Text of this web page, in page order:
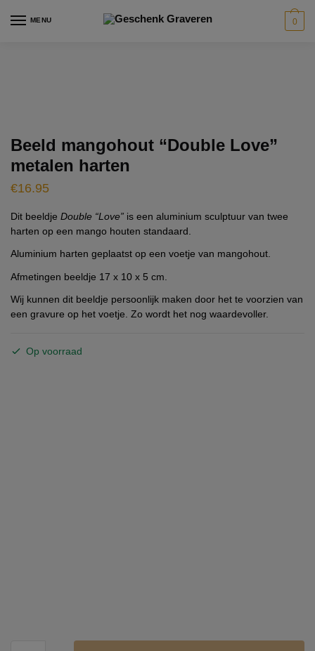
MENU 0
Beeld mangohout “Double Love”
metalen harten
€16.95
Dit beeldje Double “Love” is een aluminium sculptuur van twee
harten op een mango houten standaard.
Aluminium harten geplaatst op een voetje van mangohout.
Afmetingen beeldje 17 x 10 x 5 cm.
Wij kunnen dit beeldje persoonlijk maken door het te voorzien van
een gravure op het voetje. Zo wordt het nog waardevoller.
Op voorraad